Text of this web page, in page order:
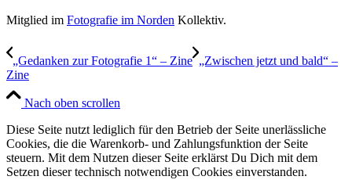
Mitglied im Fotografie im Norden Kollektiv.
„Gedanken zur Fotografie 1“ – Zine „Zwischen jetzt und bald“ –
Zine
Nach oben scrollen
Diese Seite nutzt lediglich für den Betrieb der Seite unerlässliche
Cookies, die die Warenkorb- und Zahlungsfunktion der Seite
steuern. Mit dem Nutzen dieser Seite erklärst Du Dich mit dem
Setzen dieser technisch notwendigen Cookies einverstanden.